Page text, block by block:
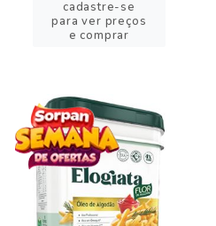
cadastre-se
para ver preços
e comprar